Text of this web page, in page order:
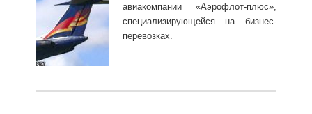
авиакомпании «Аэрофлот-плюс»,
специализирующейся на бизнес-
перевозках.